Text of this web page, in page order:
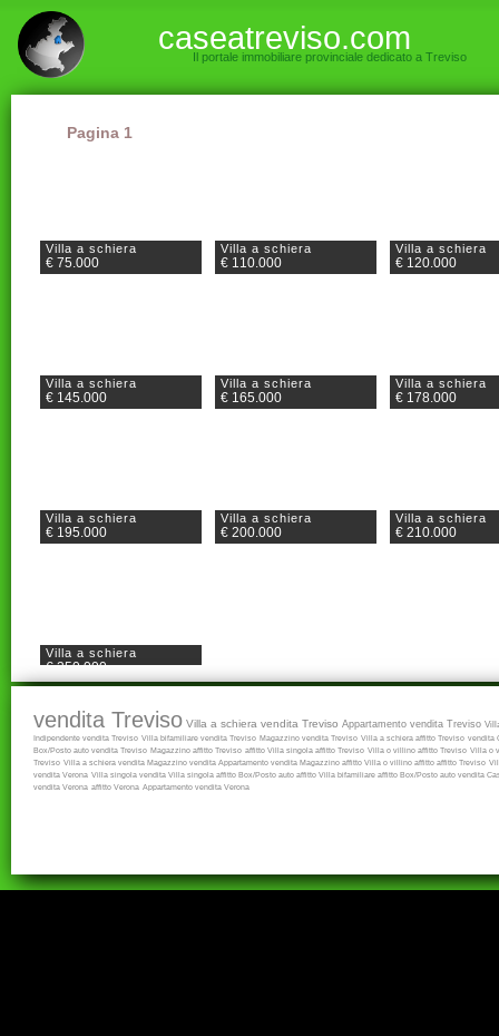
caseatreviso.com
Il portale immobiliare provinciale dedicato a Treviso
Pagina 1
Villa a schiera
€ 75.000
Villa a schiera
€ 110.000
Villa a schiera
€ 120.000
Villa a schiera
€ 145.000
Villa a schiera
€ 165.000
Villa a schiera
€ 178.000
Villa a schiera
€ 195.000
Villa a schiera
€ 200.000
Villa a schiera
€ 210.000
Villa a schiera
€ 350.000
vendita Treviso Villa a schiera vendita Treviso Appartamento vendita Treviso
Indipendente vendita Treviso Villa bifamiliare vendita Treviso Magazzino vendita Treviso Villa a schiera affitto Treviso vendita
Box/Posto auto vendita Treviso Magazzino affitto Treviso affitto Villa singola affitto Treviso Villa o villino affitto Treviso Villa o
Treviso Villa a schiera vendita Magazzino vendita Appartamento vendita Magazzino affitto Villa o villino affitto affitto Treviso
vendita Verona Villa singola vendita Villa singola affitto Box/Posto auto affitto Villa bifamiliare affitto Box/Posto auto vendita
vendita Verona affitto Verona Appartamento vendita Verona